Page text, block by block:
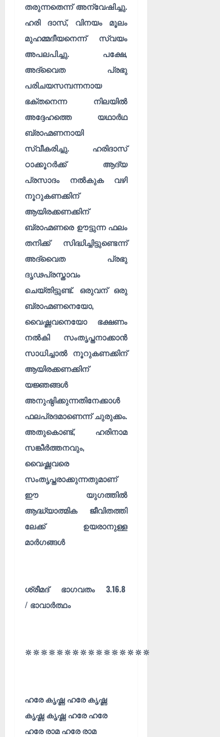
തരുന്നതെന്ന് അന്വേഷിച്ചു.
ഹരി ദാസ്, വിനയം മൂലം
മുഹമ്മദീയനെന്ന് സ്വയം
അപലപിച്ചു. പക്ഷേ,
അദ്വൈത പ്രഭു
പരിചയസമ്പന്നനായ
ഭക്തനെന്ന നിലയിൽ
അദ്ദേഹത്തെ യഥാർഥ
ബ്രാഹ്മണനായി
സ്വീകരിച്ചു. ഹരിദാസ്
ഠാക്കൂറർക്ക് ആദ്യ
പ്രസാദം നൽകുക വഴി
നൂറുകണക്കിന്
ആയിരക്കണക്കിന്
ബ്രാഹ്മണരെ ഊട്ടുന്ന ഫലം
തനിക്ക് സിദ്ധിച്ചിട്ടുണ്ടെന്ന്
അദ്വൈത പ്രഭു
ദൃഢപ്രസ്താവം
ചെയ്തിട്ടുണ്ട്. ഒരുവന് ഒരു
ബ്രാഹ്മണനെയോ,
വൈഷ്ണവനെയോ ഭക്ഷണം
നൽകി സംതൃപ്തനാക്കാൻ
സാധിച്ചാൽ നൂറുകണക്കിന്
ആയിരക്കണക്കിന്
യജ്ഞങ്ങൾ
അനുഷ്ഠിക്കുന്നതിനേക്കാൾ
ഫലപ്രദമാണെന്ന് ചുരുക്കം.
അതുകൊണ്ട്, ഹരിനാമ
സങ്കീർത്തനവും,
വൈഷ്ണവരെ
സംതൃപ്തരാക്കുന്നതുമാണ്
ഈ യുഗത്തിൽ
ആദ്ധ്യാത്മിക ജീവിതത്തി
ലേക്ക് ഉയരാനുള്ള
മാർഗങ്ങൾ
ശ്രീമദ്‌ ഭാഗവതം 3.16.8
/ ഭാവാർത്ഥം
🔆🔆🔆🔆🔆🔆🔆🔆🔆🔆🔆🔆🔆🔆🔆🔆
ഹരേ കൃഷ്ണ ഹരേ കൃഷ്ണ
കൃഷ്ണ കൃഷ്ണ ഹരേ ഹരേ
ഹരേ രാമ ഹരേ രാമ